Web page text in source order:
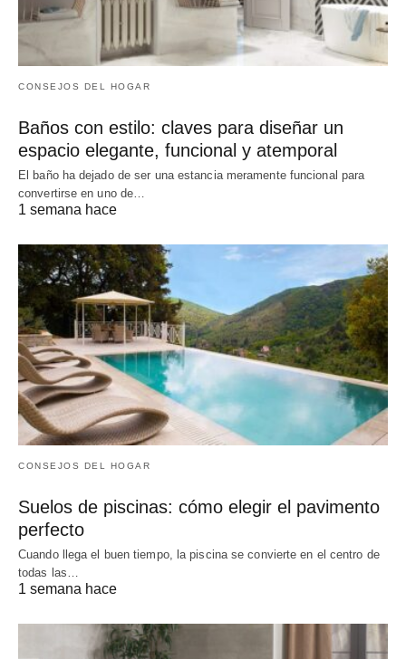
CONSEJOS DEL HOGAR
Baños con estilo: claves para diseñar un
espacio elegante, funcional y atemporal
El baño ha dejado de ser una estancia meramente funcional para
convertirse en uno de…
1 semana hace
CONSEJOS DEL HOGAR
Suelos de piscinas: cómo elegir el pavimento
perfecto
Cuando llega el buen tiempo, la piscina se convierte en el centro de
todas las…
1 semana hace